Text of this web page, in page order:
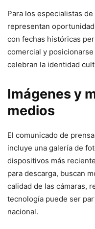
Para los especialistas
representan
con fechas históricas
comercial y
celebran la identidad
Imágenes y
medios
El comunicado de
incluye una galería de
dispositivos más
para descarga, buscan
calidad de las cámaras,
tecnología puede ser
nacional.